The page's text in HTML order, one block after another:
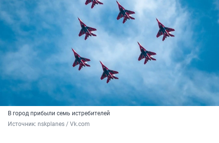
В город прибыли семь истребителей
Источник: nskplanes / Vk.com